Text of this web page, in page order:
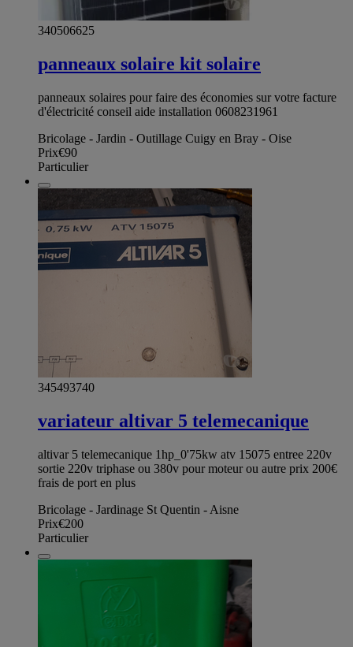
340506625
panneaux solaire kit solaire
panneaux solaires pour faire des économies sur votre facture
d'électricité conseil aide installation 0608231961
Bricolage - Jardin - Outillage Cuigy en Bray - Oise
Prix€90
Particulier
345493740
variateur altivar 5 telemecanique
altivar 5 telemecanique 1hp_0'75kw atv 15075 entree 220v
sortie 220v triphase ou 380v pour moteur ou autre prix 200€
frais de port en plus
Bricolage - Jardinage St Quentin - Aisne
Prix€200
Particulier